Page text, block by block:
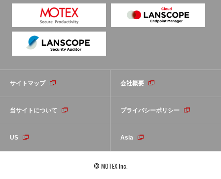
サイトマップ 会社概要
当サイトについて プライバシーポリシー
US Asia
© MOTEX Inc.